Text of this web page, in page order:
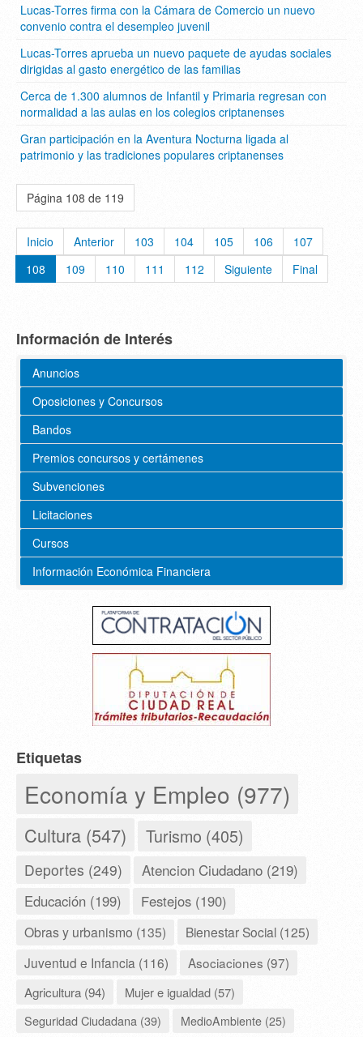
Lucas-Torres firma con la Cámara de Comercio un nuevo
convenio contra el desempleo juvenil
Lucas-Torres aprueba un nuevo paquete de ayudas sociales
dirigidas al gasto energético de las familias
Cerca de 1.300 alumnos de Infantil y Primaria regresan con
normalidad a las aulas en los colegios criptanenses
Gran participación en la Aventura Nocturna ligada al
patrimonio y las tradiciones populares criptanenses
Página 108 de 119
Inicio Anterior 103 104 105 106
107
108
109 110 111 112 Siguiente Final
Información de Interés
Anuncios
Oposiciones y Concursos
Bandos
Premios concursos y certámenes
Subvenciones
Licitaciones
Cursos
Información Económica Financiera
Etiquetas
Economía y Empleo (977)
Cultura (547) Turismo (405)
Deportes (249) Atencion Ciudadano (219)
Educación (199) Festejos (190)
Obras y urbanismo (135)
Bienestar Social (125)
Juventud e Infancia (116)
Asociaciones (97)
Agricultura (94)
Mujer e igualdad (57)
Seguridad Ciudadana (39)
MedioAmbiente (25)